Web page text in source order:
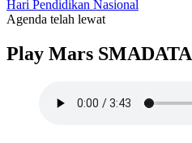
Hari Pendidikan Nasional
Agenda telah lewat
Play Mars SMADATA